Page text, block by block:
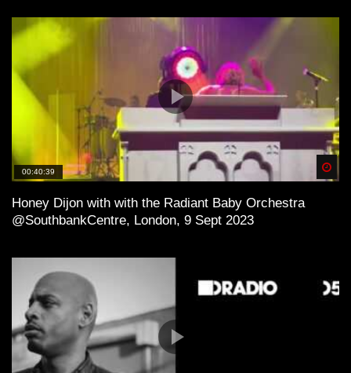
Chicago Nights I Lofi House Mix
California Evenings | Funky House and
Lofi House Mix
Lofi House / Lofi Techno – Love or
Lofi House – Belize mix
00:40:39
Honey Dijon with with the Radiant Baby Orchestra
@SouthbankCentre, London, 9 Sept 2023